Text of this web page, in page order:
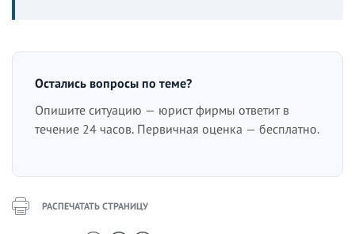
Остались вопросы по теме?
Опишите ситуацию — юрист фирмы ответит в
течение 24 часов. Первичная оценка — бесплатно.
РАСПЕЧАТАТЬ СТРАНИЦУ